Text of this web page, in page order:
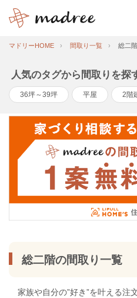
マドリーHOME 間取り一覧 総二
人気のタグから間取りを探
36坪～39坪 平屋 2階
総二階の間取り一覧
家族や自分の”好き”を叶える注